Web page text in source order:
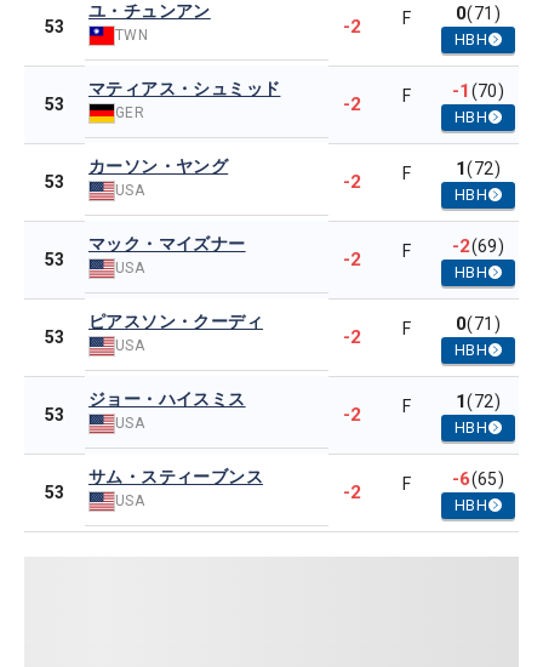
53
ユ・チュンアン
TWN -2 F 0(71)
HBH
53
マティアス・シュミッド
GER -2 F -1(70)
HBH
53
カーソン・ヤング
USA -2 F 1(72)
HBH
53
マック・マイズナー
USA -2 F -2(69)
HBH
53
ピアスソン・クーディ
USA -2 F 0(71)
HBH
53
ジョー・ハイスミス
USA -2 F 1(72)
HBH
53
サム・スティーブンス
USA -2 F -6(65)
HBH